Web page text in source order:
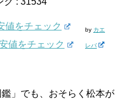
値をチェック
値をチェック
by カエ
レバ
」でも、おそらく松本が